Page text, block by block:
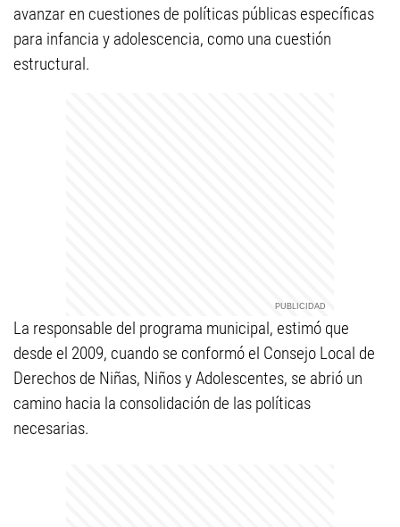
avanzar en cuestiones de políticas públicas específicas
para infancia y adolescencia, como una cuestión
estructural.
La responsable del programa municipal, estimó que
desde el 2009, cuando se conformó el Consejo Local de
Derechos de Niñas, Niños y Adolescentes, se abrió un
camino hacia la consolidación de las políticas
necesarias.